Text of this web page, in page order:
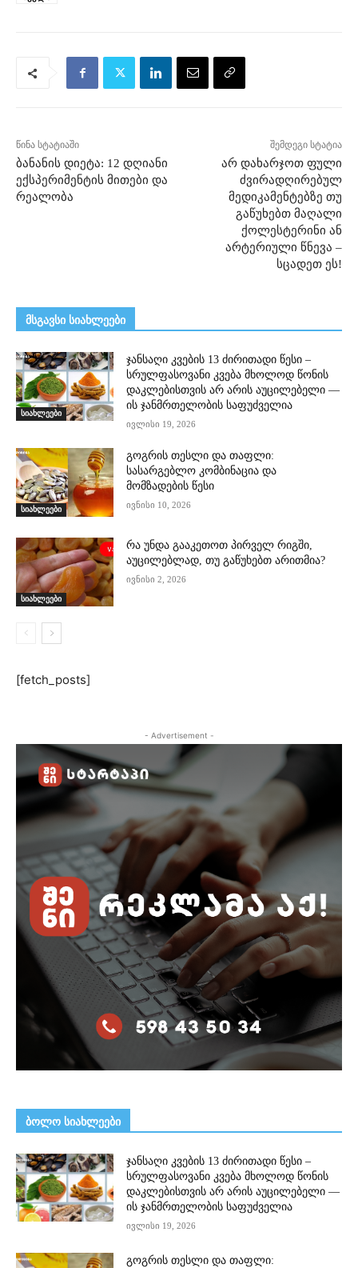
წინა სტატიაში
ბანანის დიეტა: 12 დღიანი
ექსპერიმენტის მითები და
რეალობა
შემდეგი სტატია
არ დახარჯოთ ფული
ძვირადღირებულ
მედიკამენტებზე თუ
გაწუხებთ მაღალი
ქოლესტერინი ან
არტერიული წნევა –
სცადეთ ეს!
მსგავსი სიახლეები
სიახლეები
ჯანსაღი კვების 13 ძირითადი წესი –
სრულფასოვანი კვება მხოლოდ წონის
დაკლებისთვის არ არის აუცილებელი —
ის ჯანმრთელობის საფუძველია
ივლისი 19, 2026
სიახლეები
გოგრის თესლი და თაფლი:
სასარგებლო კომბინაცია და
მომზადების წესი
ივნისი 10, 2026
სიახლეები
რა უნდა გააკეთოთ პირველ რიგში,
აუცილებლად, თუ გაწუხებთ არითმია?
ივნისი 2, 2026
[fetch_posts]
- Advertisement -
ᲑᲝᲚᲝ ᲡᲘᲐᲮᲚᲔᲔᲑᲘ
ჯანსაღი კვების 13 ძირითადი წესი –
სრულფასოვანი კვება მხოლოდ წონის
დაკლებისთვის არ არის აუცილებელი —
ის ჯანმრთელობის საფუძველია
ივლისი 19, 2026
გოგრის თესლი და თაფლი: